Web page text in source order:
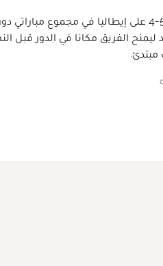
جاء فوز ألمانيا 5-4 على إيطاليا في مجموع
ليمنح الفريق مكانا في الدور قبل